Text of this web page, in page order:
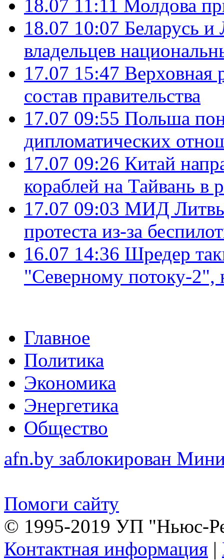
18.07 11:11 Молдова
18.07 10:07 Беларусь
владельцев
17.07 15:47 Верховная
состав правительства
17.07 09:55 Польша
дипломатических
17.07 09:26 Китай
кораблей на Тайвань в
17.07 09:03 МИД Литвы
протеста из-за
16.07 14:36 Шредер
"Северному потоку-2",
Главное
Политика
Экономика
Энергетика
Общество
afn.by заблокирован
Помоги сайту
© 1995-2019 УП "Ньюс-
Контактная информация |